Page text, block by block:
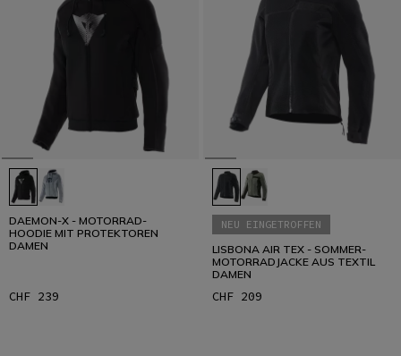
DAEMON-X - MOTORRAD-
HOODIE MIT PROTEKTOREN
DAMEN
CHF 239
NEU EINGETROFFEN
LISBONA AIR TEX - SOMMER-
MOTORRADJACKE AUS TEXTIL
DAMEN
CHF 209